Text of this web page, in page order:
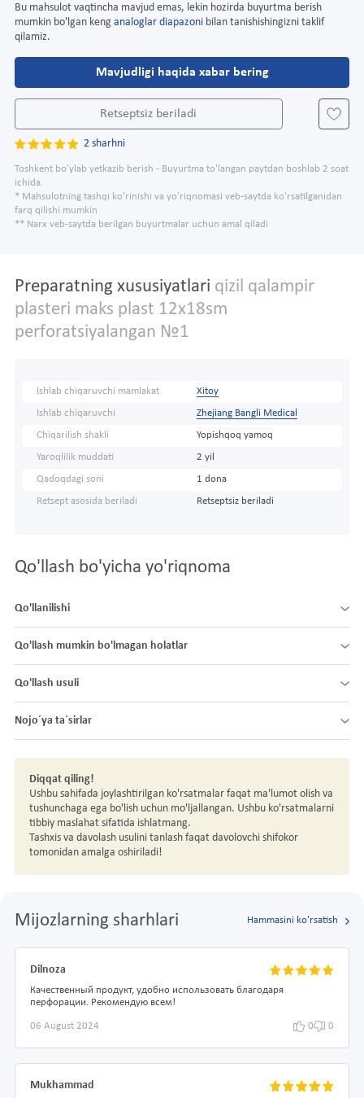
Bu mahsulot vaqtincha mavjud emas, lekin hozirda buyurtma berish
mumkin bo'lgan keng analoglar diapazoni bilan tanishishingizni taklif
qilamiz.
Mavjudligi haqida xabar bering
Retseptsiz beriladi
2 sharhni
Toshkent bo'ylab yetkazib berish - Buyurtma to'langan paytdan boshlab 2 soat
ichida.
* Mahsulotning tashqi ko'rinishi va yo'riqnomasi veb-saytda ko'rsatilganidan
farq qilishi mumkin
** Narx veb-saytda berilgan buyurtmalar uchun amal qiladi
Preparatning xususiyatlari qizil qalampir
plasteri maks plast 12x18sm
perforatsiyalangan №1
Ishlab chiqaruvchi mamlakat Xitoy
Ishlab chiqaruvchi Zhejiang Bangli Medical
Chiqarilish shakli Yopishqoq yamoq
Yaroqlilik muddati 2 yil
Qadoqdagi soni 1 dona
Retsept asosida beriladi Retseptsiz beriladi
Qo'llash bo'yicha yo'riqnoma
Qo'llanilishi
Qo'llash mumkin bo'lmagan holatlar
Qo'llash usuli
Nojo´ya ta´sirlar
Diqqat qiling!
Ushbu sahifada joylashtirilgan ko'rsatmalar faqat ma'lumot olish va
tushunchaga ega bo'lish uchun mo'ljallangan. Ushbu ko'rsatmalarni
tibbiy maslahat sifatida ishlatmang.
Tashxis va davolash usulini tanlash faqat davolovchi shifokor
tomonidan amalga oshiriladi!
Mijozlarning sharhlari Hammasini ko'rsatish
Dilnoza
Качественный продукт, удобно использовать благодаря
перфорации. Рекомендую всем!
06 August 2024 0 0
Mukhammad